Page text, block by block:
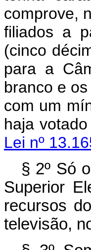
comprove,
filiados a
(cinco
para a
branco e
com um
haja
Lei nº
§ 2º Só
Superior
recursos
televisão,